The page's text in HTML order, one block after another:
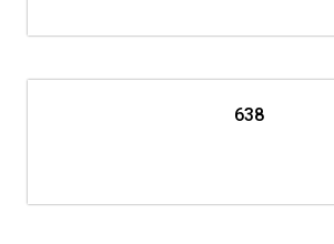
638